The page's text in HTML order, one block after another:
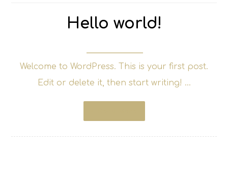
Hello world!
Welcome to WordPress. This is your first post.
Edit or delete it, then start writing! ...